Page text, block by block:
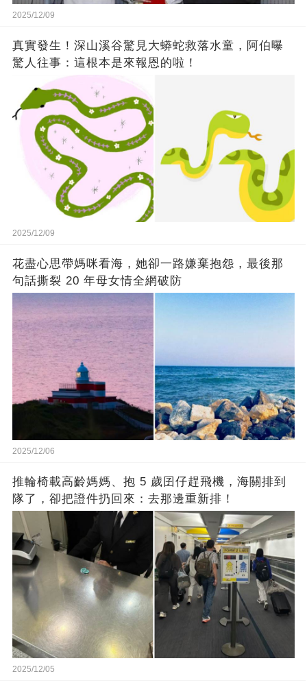
2025/12/09
真實發生！深山溪谷驚見大蟒蛇救落水童，阿伯曝
驚人往事：這根本是來報恩的啦！
2025/12/09
花盡心思帶媽咪看海，她卻一路嫌棄抱怨，最後那
句話撕裂 20 年母女情全網破防
2025/12/06
推輪椅載高齡媽媽、抱 5 歲囝仔趕飛機，海關排到
隊了，卻把證件扔回來：去那邊重新排！
2025/12/05